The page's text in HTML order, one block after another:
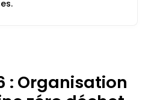
: Organisation